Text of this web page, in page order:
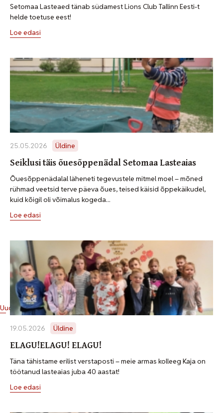
Uudised
Setomaa Lasteaed tänab südamest Lions Club Tallinn Eesti-t
helde toetuse eest!
Loe edasi
25.05.2026 Üldine
Seiklusi täis õuesõppenädal Setomaa Lasteaias
Õuesõppenädalal läheneti tegevustele mitmel moel – mõned
rühmad veetsid terve päeva õues, teised käisid õppekäikudel,
kuid kõigil oli võimalus kogeda...
Loe edasi
19.05.2026 Üldine
ELAGU!ELAGU! ELAGU!
Täna tähistame erilist verstaposti – meie armas kolleeg Kaja on
töötanud lasteaias juba 40 aastat!
Loe edasi